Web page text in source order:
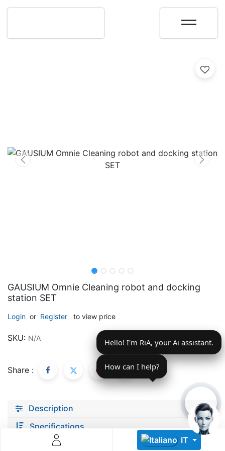
IT
GAUSIUM Omnie Cleaning robot and docking
station SET
Login or Register to view price
SKU: N/A
Share :
Description
Specifications
Descoperă RiA Ecosystem
Platformă integrată pentru managementul flotei de roboți
Monitorizare în timp real și analiză date
Conectează roboți, software și servicii într-o singură
Scalabil de la 1 robot la zeci de unități
Hello! I'm RiA, your Ai assistant.
How can I help?